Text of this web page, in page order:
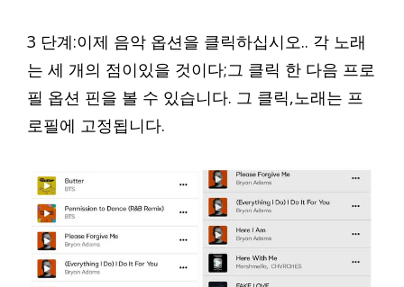
3 단계:이제 음악 옵션을 클릭하십시오.. 각 노래
는 세 개의 점이있을 것이다;그 클릭 한 다음 프로
필 옵션 핀을 볼 수 있습니다. 그 클릭,노래는 프
로필에 고정됩니다.